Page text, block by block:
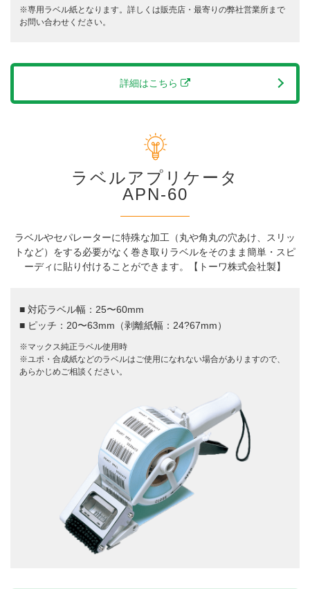
※専用ラベル紙となります。詳しくは販売店・最寄りの弊社営業所まで
お問い合わせください。
詳細はこちら
ラベルアプリケータ
APN-60
ラベルやセパレーターに特殊な加工（丸や角丸の穴あけ、スリッ
トなど）をする必要がなく 巻き取りラベルをそのまま簡単・スピ
ーディに貼り付けることができます。【トーワ株式会社製】
■ 対応ラベル幅：25〜60mm
■ ピッチ：20〜63mm（剥離紙幅：24?67mm）
※マックス純正ラベル使用時
※ユポ・合成紙などのラベルはご使用になれない場合がありますので、
あらかじめご相談ください。